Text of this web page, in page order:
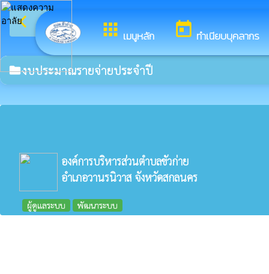
appsเมนูหลัก todayทำเนียบบุคลากร
arrow_back_ios กลับเมนูหลัก
folderงบประมาณรายจ่ายประจำปี
องค์การบริหารส่วนตำบลขัวก่าย
อำเภอวานรนิวาส จังหวัดสกลนคร
ผู้ดูแลระบบ พัฒนาระบบ